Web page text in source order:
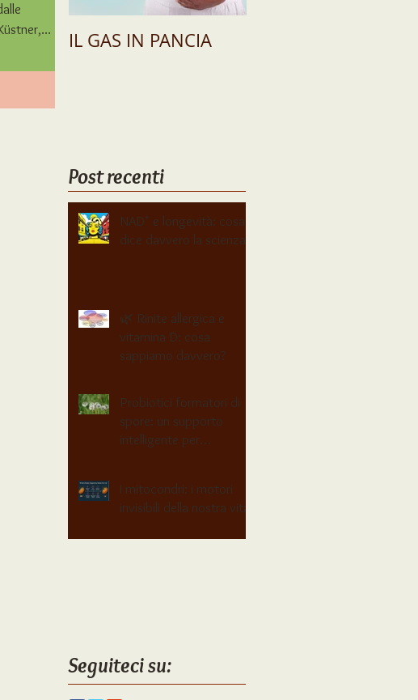
IL GAS IN PANCIA
Post recenti
NAD⁺ e longevità: cosa
dice davvero la scienza?
🌿 Rinite allergica e
vitamina D: cosa
sappiamo davvero?
Probiotici formatori di
spore: un supporto
intelligente per
I mitocondri: i motori
invisibili della nostra vita
Seguiteci su: